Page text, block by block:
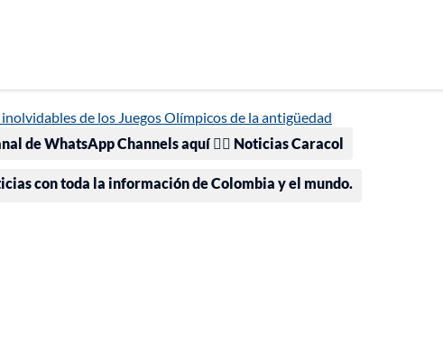
de los Juegos Olímpicos de la antigüedad
de WhatsApp Channels aquí 👉🏻 Noticias Caracol
con toda la información de Colombia y el mundo.